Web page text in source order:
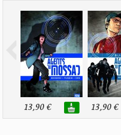
13,90 € 13,90 €